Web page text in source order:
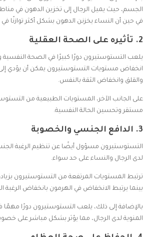
الجسم، حيث يميل الرجال إلى تخزين الدهون في
في حين أن النساء يخزنن الدهون بشكل أكثر توازنًا
2. تأثيره على الصحة العقلية
يلعب التستوستيرون دورًا كبيرًا في الصحة النفسية
انخفاض مستويات التستوستيرون يمكن أن يؤدي
والقلق وانخفاض الثقة بالنفس.
على الجانب الآخر، المستويات الطبيعية من
مستقر وتحسين الحالة النفسية.
3. الدافع الجنسي والخصوبة
التستوستيرون مسؤول أيضًا عن تنظيم الرغبة
لدى الرجال والنساء على حد سواء.
ترتبط المستويات المرتفعة من التستوستيرون
بينما يرتبط الانخفاض في الهرمون بانخفاض الرغبة
بالإضافة إلى ذلك، يلعب التستوستيرون دورًا مهمًا
المنوية لدى الرجال، مما يؤثر بشكل مباشر على